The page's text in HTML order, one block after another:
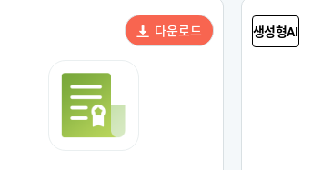
다운로드 생성형AI